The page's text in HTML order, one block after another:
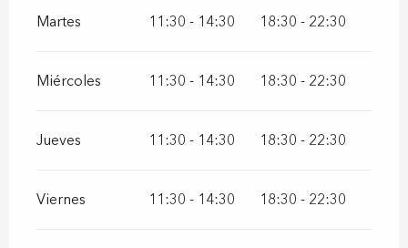
Martes 11:30 - 14:30 18:30 - 22:30
Miércoles 11:30 - 14:30 18:30 - 22:30
Jueves 11:30 - 14:30 18:30 - 22:30
Viernes 11:30 - 14:30 18:30 - 22:30